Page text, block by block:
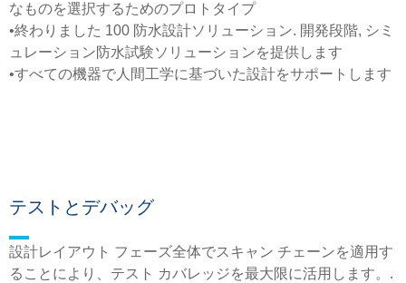
なものを選択するためのプロトタイプ
•終わりました 100 防水設計ソリューション. 開発段階, シミ
ュレーション防水試験ソリューションを提供します
•すべての機器で人間工学に基づいた設計をサポートします
テストとデバッグ
設計レイアウト フェーズ全体でスキャン チェーンを適用す
ることにより、テスト カバレッジを最大限に活用します。.